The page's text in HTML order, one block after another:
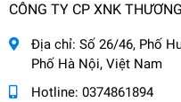
CÔNG TY CP XNK
Địa chỉ: Số 26/46, Phố
Phố Hà Nội, Việt Nam
Hotline: 0374861894